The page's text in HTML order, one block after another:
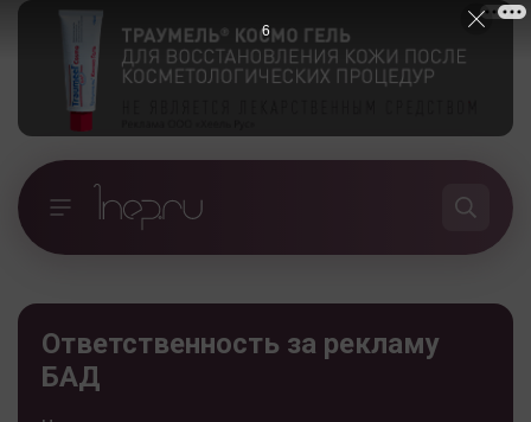
Ответственность за рекламу
БАД
5